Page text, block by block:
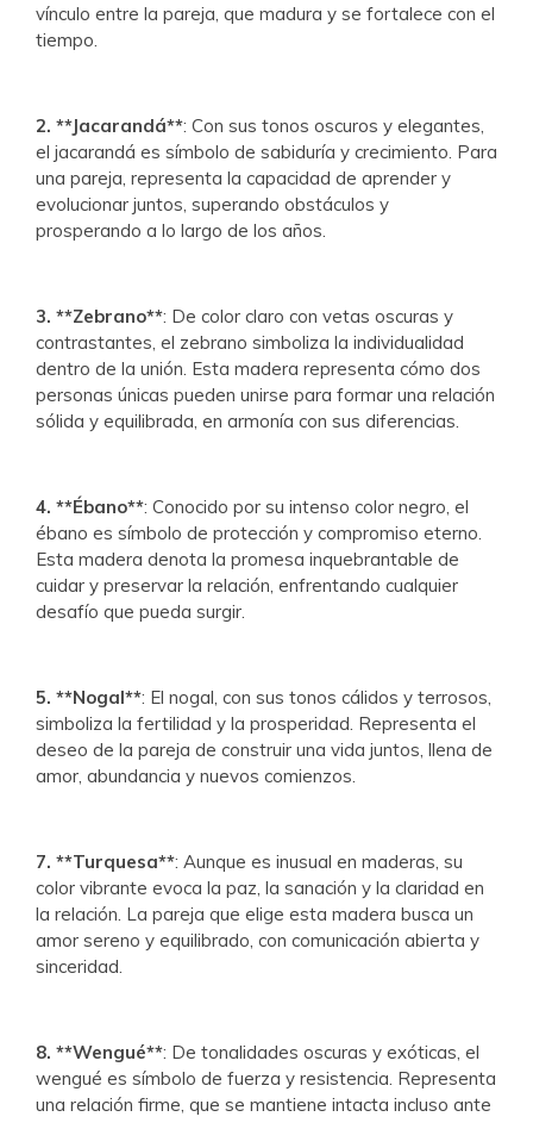
vínculo entre la pareja, que madura y se fortalece con el
tiempo.
2. **Jacarandá**: Con sus tonos oscuros y elegantes,
el jacarandá es símbolo de sabiduría y crecimiento. Para
una pareja, representa la capacidad de aprender y
evolucionar juntos, superando obstáculos y
prosperando a lo largo de los años.
3. **Zebrano**: De color claro con vetas oscuras y
contrastantes, el zebrano simboliza la individualidad
dentro de la unión. Esta madera representa cómo dos
personas únicas pueden unirse para formar una relación
sólida y equilibrada, en armonía con sus diferencias.
4. **Ébano**: Conocido por su intenso color negro, el
ébano es símbolo de protección y compromiso eterno.
Esta madera denota la promesa inquebrantable de
cuidar y preservar la relación, enfrentando cualquier
desafío que pueda surgir.
5. **Nogal**: El nogal, con sus tonos cálidos y terrosos,
simboliza la fertilidad y la prosperidad. Representa el
deseo de la pareja de construir una vida juntos, llena de
amor, abundancia y nuevos comienzos.
7. **Turquesa**: Aunque es inusual en maderas, su
color vibrante evoca la paz, la sanación y la claridad en
la relación. La pareja que elige esta madera busca un
amor sereno y equilibrado, con comunicación abierta y
sinceridad.
8. **Wengué**: De tonalidades oscuras y exóticas, el
wengué es símbolo de fuerza y resistencia. Representa
una relación firme, que se mantiene intacta incluso ante